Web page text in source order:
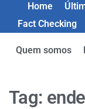
Home
Fact Checking
Quem somos
Tag: